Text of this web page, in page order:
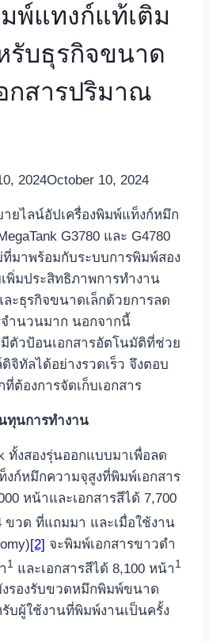
พ์แทงก์แท้เติม
รับธุรกิจขนาด
กสารปริมาณ
2024October 10, 2024
ยไลน์อัปเครื่องพิมพ์แท็งก์หมึก
G3780 และ G4780
ที่มาพร้อมกับระบบการพิมพ์สอง
พิ่มประสิทธิภาพการทำงาน
ะธุรกิจขนาดเล็กด้วยการลด
จำนวนมาก นอกจากนี้
มีตัวป้อนเอกสารอัตโนมัติที่ช่วย
จิทัลได้อย่างรวดเร็ว จึงตอบ
ต้องการจัดเก็บเอกสาร
ทุนการทำงาน
ทั้งสองรุ่นออกแบบมาเพื่อลด
ก์หมึกความจุสูงที่พิมพ์เอกสาร
หน้าและเอกสารสีได้ 7,700
ขวด ที่แถมมา และเมื่อใช้งาน
[2] จะพิมพ์เอกสารขาวดำ
1 และเอกสารสีได้ 8,100 หน้า1
งรองรับขวดหมึกพิมพ์ขนาด
บผู้ใช้งานที่พิมพ์งานเป็นครั้ง